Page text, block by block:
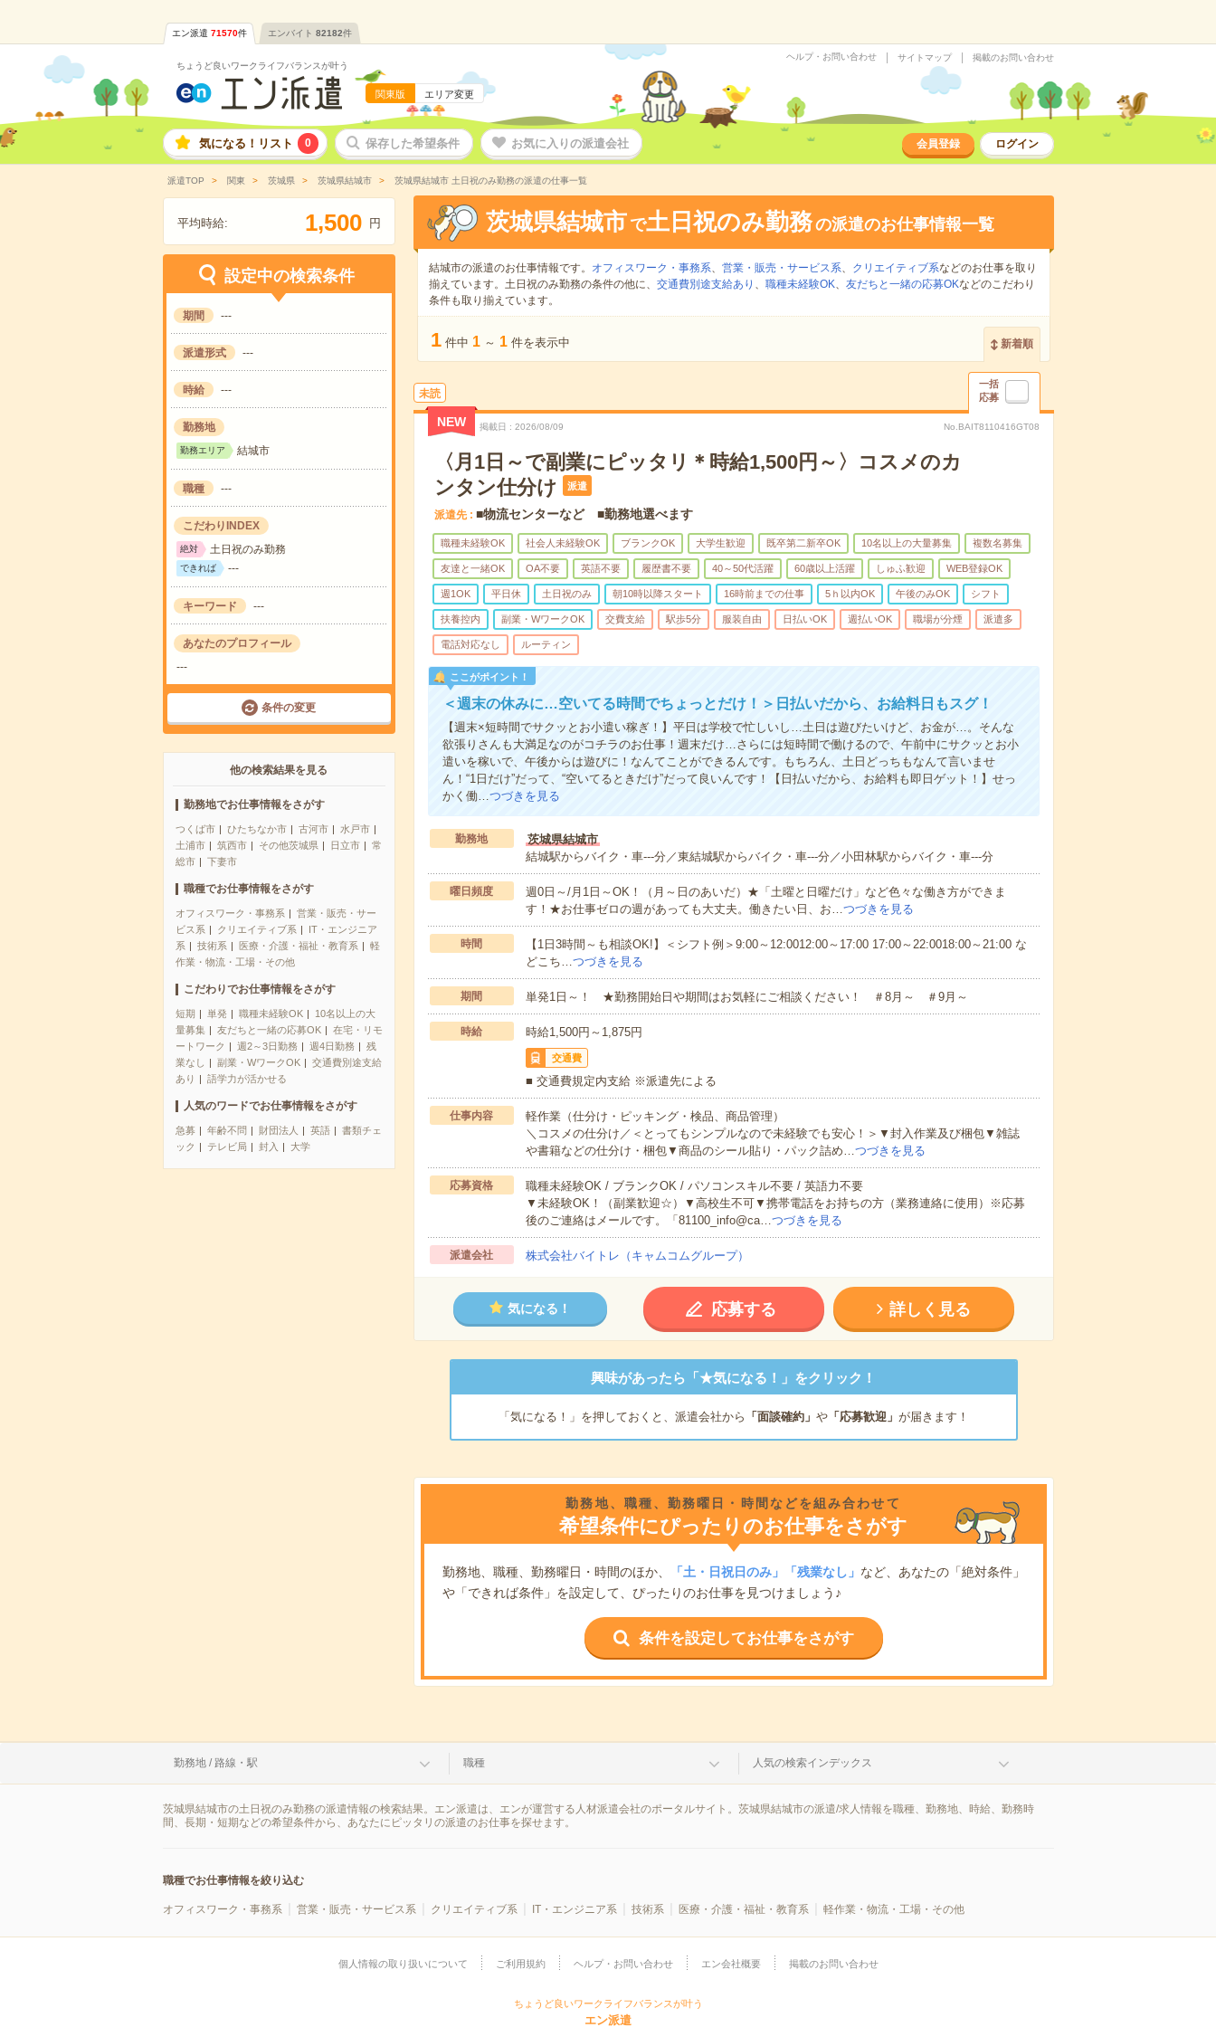
エン派遣 71570件 エンバイト 82182件
ちょうど良いワークライフバランスが叶う
関東版 エリア変更
ヘルプ・お問い合わせ サイトマップ 掲載のお問い合わせ
気になる！リスト 0 保存した希望条件 お気に入りの派遣会社 会員登録 ログイン
派遣TOP 関東 茨城県 茨城県結城市 茨城県結城市 土日祝のみ勤務の派遣の仕事一覧
平均時給: 1,500 円
設定中の検索条件
期間 ---
派遣形式 ---
時給 ---
勤務地
勤務エリア 結城市
職種 ---
こだわりINDEX
絶対 土日祝のみ勤務
できれば ---
キーワード ---
あなたのプロフィール
---
条件の変更
他の検索結果を見る
勤務地でお仕事情報をさがす
つくば市 ひたちなか市 古河市
水戸市
土浦市
筑西市 その他茨城県 日立市
常
総市
下妻市
職種でお仕事情報をさがす
オフィスワーク・事務系
営業・販売・サー
ビス系
クリエイティブ系
IT・エンジニア
系
技術系 医療・介護・福祉・教育系
軽
作業・物流・工場・その他
こだわりでお仕事情報をさがす
短期 単発 職種未経験OK
10名以上の大
量募集
友だちと一緒の応募OK
在宅・リモ
ートワーク
週2～3日勤務 週4日勤務
残
業なし
副業・WワークOK
交通費別途支給
あり
語学力が活かせる
人気のワードでお仕事情報をさがす
急募 年齢不問 財団法人 英語
書類チェ
ック
テレビ局 封入 大学
茨城県結城市 で土日祝のみ勤務の派遣のお仕事情報一覧
結城市の派遣のお仕事情報です。 オフィスワーク・事務系、 営業・販売・サービス系、 クリエイティブ系などのお仕事を取り
揃えています。土日祝のみ勤務の条件の他に、 交通費別途支給あり 、 職種未経験OK、 友だちと一緒の応募OKなどのこだわり
条件も取り揃えています。
1 件中 1 ～ 1 件を表示中 新着順
未読
一括
応募
NEW 掲載日 2026/08/09 No.BAIT8110416GT08
〈月1日～で副業にピッタリ＊時給1,500円～〉コスメのカ
ンタン仕分け
派遣
派遣先 ■物流センターなど ■勤務地選べます
職種未経験OK 社会人未経験OK ブランクOK 大学生歓迎 既卒第二新卒OK 10名以上の大量募集 複数名募集
友達と一緒OK OA不要 英語不要 履歴書不要 40～50代活躍 60歳以上活躍 しゅふ歓迎 WEB登録OK
週1OK 平日休 土日祝のみ 朝10時以降スタート 16時前までの仕事 5ｈ以内OK 午後のみOK シフト
扶養控内 副業・WワークOK 交費支給 駅歩5分 服装自由 日払いOK 週払いOK 職場が分煙 派遣多
電話対応なし ルーティン
ここがポイント！
＜週末の休みに…空いてる時間でちょっとだけ！＞日払いだから、お給料日もスグ！
【週末×短時間でサクッとお小遣い稼ぎ！】平日は学校で忙しいし…土日は遊びたいけど、お金が…。そんな
欲張りさんも大満足なのがコチラのお仕事！週末だけ…さらには短時間で働けるので、午前中にサクッとお小
遣いを稼いで、午後からは遊びに！なんてことができるんです。もちろん、土日どっちもなんて言いませ
ん！“1日だけ”だって、“空いてるときだけ”だって良いんです！【日払いだから、お給料も即日ゲット！】せっ
かく働…つづきを見る
勤務地
茨城県結城市
結城駅からバイク・車---分／東結城駅からバイク・車---分／小田林駅からバイク・車---分
曜日頻度
週0日～/月1日～OK！（月～日のあいだ）★「土曜と日曜だけ」など色々な働き方ができま
す！★お仕事ゼロの週があっても大丈夫。働きたい日、お…つづきを見る
時間
【1日3時間～も相談OK!】＜シフト例＞9:00～12:0012:00～17:00 17:00～22:0018:00～21:00 な
どこち…つづきを見る
期間 単発1日～！ ★勤務開始日や期間はお気軽にご相談ください！ ＃8月～ ＃9月～
時給 時給1,500円～1,875円
交通費
■ 交通費規定内支給 ※派遣先による
仕事内容
軽作業（仕分け・ピッキング・検品、商品管理）
＼コスメの仕分け／＜とってもシンプルなので未経験でも安心！＞▼封入作業及び梱包▼雑誌
や書籍などの仕分け・梱包▼商品のシール貼り・パック詰め…つづきを見る
応募資格
職種未経験OK / ブランクOK / パソコンスキル不要 / 英語力不要
▼未経験OK！（副業歓迎☆）▼高校生不可▼携帯電話をお持ちの方（業務連絡に使用）※応募
後のご連絡はメールです。「81100_info@ca…つづきを見る
派遣会社 株式会社バイトレ（キャムコムグループ）
気になる！ 応募する 詳しく見る
興味があったら「★気になる！」をクリック！
「気になる！」を押しておくと、派遣会社から 「面談確約」 や「応募歓迎」 が届きます！
勤務地、職種、勤務曜日・時間などを組み合わせて
希望条件にぴったりのお仕事をさがす
勤務地、職種、勤務曜日・時間のほか、 「土・日祝日のみ」「残業なし」 など、あなたの「絶対条件」
や「できれば条件」を設定して、ぴったりのお仕事を見つけましょう♪
条件を設定してお仕事をさがす
勤務地 / 路線・駅 職種 人気の検索インデックス
茨城県結城市の土日祝のみ勤務の派遣情報の検索結果。エン派遣は、エンが運営する人材派遣会社のポータルサイト。茨城県結城市の派遣/求人情報を職種、勤務地、時給、勤務時
間、長期・短期などの希望条件から、あなたにピッタリの派遣のお仕事を探せます。
職種でお仕事情報を絞り込む
オフィスワーク・事務系 営業・販売・サービス系 クリエイティブ系 IT・エンジニア系 技術系 医療・介護・福祉・教育系 軽作業・物流・工場・その他
個人情報の取り扱いについて ご利用規約 ヘルプ・お問い合わせ エン会社概要 掲載のお問い合わせ
ちょうど良いワークライフバランスが叶う
エン派遣